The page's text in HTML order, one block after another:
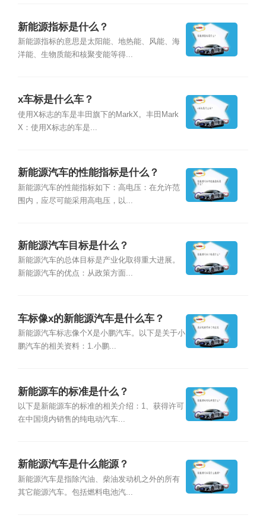
新能源指标是什么？
新能源指标的意思是太阳能、地热能、风能、海
洋能、生物质能和核聚变能等得...
x车标是什么车？
使用X标志的车是丰田旗下的MarkX。丰田Mark
X：使用X标志的车是...
新能源汽车的性能指标是什么？
新能源汽车的性能指标如下：高电压：在允许范
围内，应尽可能采用高电压，以...
新能源汽车目标是什么？
新能源汽车的总体目标是产业化取得重大进展。
新能源汽车的优点：从政策方面...
车标像x的新能源汽车是什么车？
新能源汽车标志像个X是小鹏汽车。以下是关于小
鹏汽车的相关资料：1.小鹏...
新能源车的标准是什么？
以下是新能源车的标准的相关介绍：1、获得许可
在中国境内销售的纯电动汽车...
新能源汽车是什么能源？
新能源汽车是指除汽油、柴油发动机之外的所有
其它能源汽车。包括燃料电池汽...